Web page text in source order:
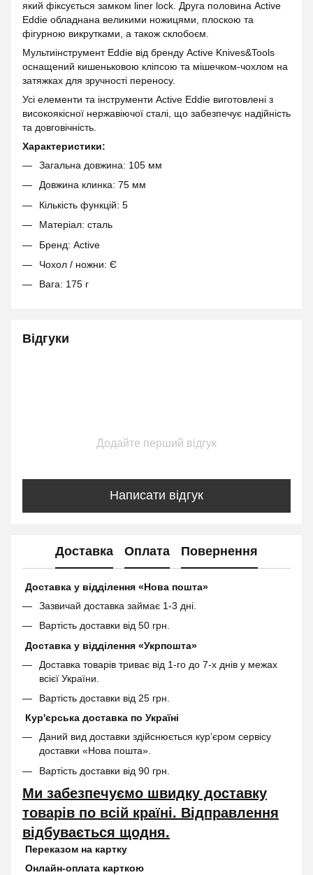
який фіксується замком liner lock. Друга половина Active
Eddie обладнана великими ножицями, плоскою та
фігурною викрутками, а також склобоєм.
Мультиінструмент Eddie від бренду Active Knives&Tools
оснащений кишеньковою кліпсою та мішечком-чохлом на
затяжках для зручності переносу.
Усі елементи та інструменти Active Eddie виготовлені з
високоякісної нержавіючої сталі, що забезпечує надійність
та довговічність.
Характеристики:
Загальна довжина: 105 мм
Довжина клинка: 75 мм
Кількість функцій: 5
Матеріал: сталь
Бренд: Active
Чохол / ножни: Є
Вага: 175 г
Відгуки
Додайте перший відгук
Написати відгук
Доставка Оплата Повернення
Доставка у відділення «Нова пошта»
Зазвичай доставка займає 1-3 дні.
Вартість доставки від 50 грн.
Доставка у відділення «Укрпошта»
Доставка товарів триває від 1-го до 7-х днів у межах
всієї України.
Вартість доставки від 25 грн.
Кур'єрська доставка по Україні
Даний вид доставки здійснюється кур’єром сервісу
доставки «Нова пошта».
Вартість доставки від 90 грн.
Ми забезпечуємо швидку доставку
товарів по всій країні. Відправлення
відбувається щодня.
Переказом на картку
Онлайн-оплата карткою